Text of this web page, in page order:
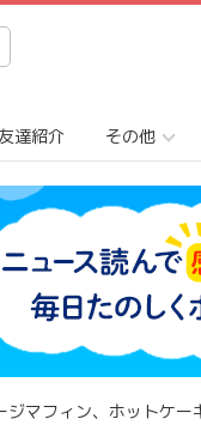
達紹介 その他
マフィン、ホットケー